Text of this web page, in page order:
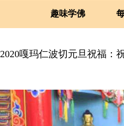
趣味学佛
2020嘎玛仁波切元旦祝福：